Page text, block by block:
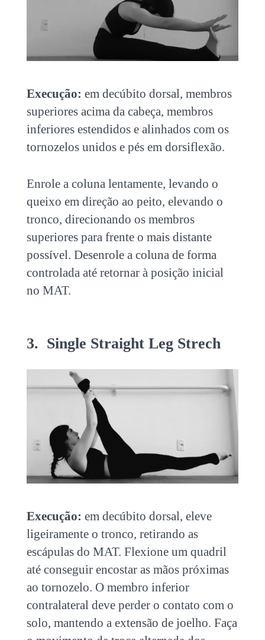
Execução: em decúbito dorsal, membros
superiores acima da cabeça, membros
inferiores estendidos e alinhados com os
tornozelos unidos e pés em dorsiflexão.
Enrole a coluna lentamente, levando o
queixo em direção ao peito, elevando o
tronco, direcionando os membros
superiores para frente o mais distante
possível. Desenrole a coluna de forma
controlada até retornar à posição inicial
no MAT.
3. Single Straight Leg Strech
Execução: em decúbito dorsal, eleve
ligeiramente o tronco, retirando as
escápulas do MAT. Flexione um quadril
até conseguir encostar as mãos próximas
ao tornozelo. O membro inferior
contralateral deve perder o contato com o
solo, mantendo a extensão de joelho. Faça